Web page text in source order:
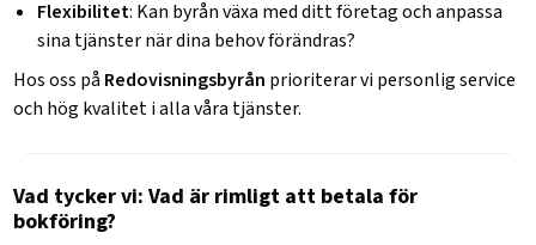
Flexibilitet: Kan byrån växa med ditt företag och anpassa
sina tjänster när dina behov förändras?
Hos oss på Redovisningsbyrån prioriterar vi personlig service
och hög kvalitet i alla våra tjänster.
Vad tycker vi: Vad är rimligt att betala för
bokföring?